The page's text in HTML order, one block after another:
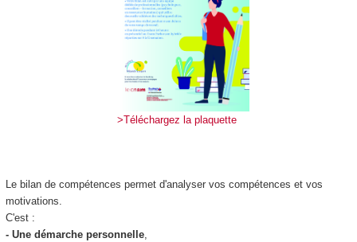
>Téléchargez la plaquette
Le bilan de compétences permet d'analyser vos compétences et vos
motivations.
C'est :
- Une démarche personnelle,